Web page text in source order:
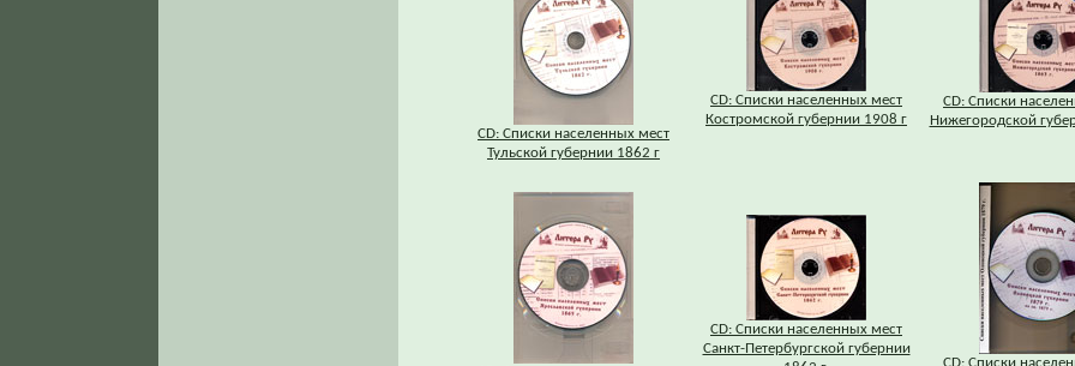
CD: Списки населенных мест
Тульской губернии 1862 г
CD: Списки населенных мест
Костромской губернии 1908 г
CD: Списки
Нижегородской
CD: Списки населенных мест
Санкт-Петербургской губернии